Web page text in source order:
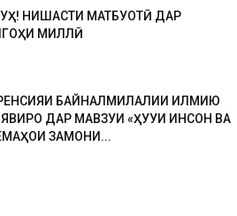
НИШАСТИ МАТБУОТӢ ДАР
МИЛЛӢ
БАЙНАЛМИЛАЛИИ ИЛМИЮ
ДАР МАВЗУИ «ҲУҚУҚИ ИНСОН ВА
ЗАМОНИ...